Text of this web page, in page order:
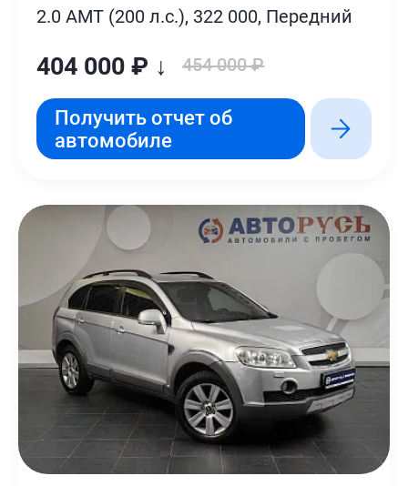
2.0 AMT (200 л.с.), 322 000, Передний
404 000 ₽ ↓ 454 000 ₽
Получить отчет об
автомобиле